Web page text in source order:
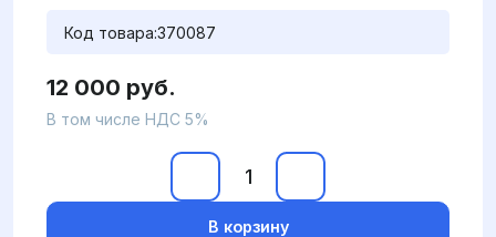
Код товара:370087
12 000 руб.
В том числе НДС 5%
В корзину